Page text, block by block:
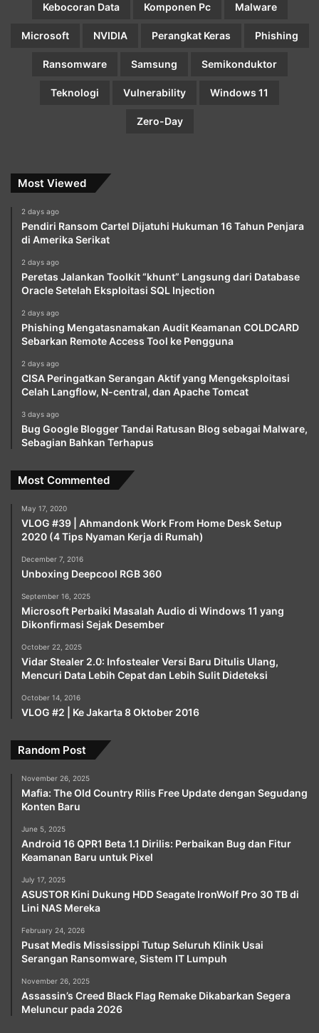
Kebocoran Data Komponen Pc Malware
Microsoft NVIDIA Perangkat Keras Phishing
Ransomware Samsung Semikonduktor
Teknologi Vulnerability Windows 11
Zero-Day
Most Viewed
2 days ago
Pendiri Ransom Cartel Dijatuhi Hukuman 16 Tahun Penjara
di Amerika Serikat
2 days ago
Peretas Jalankan Toolkit “khunt” Langsung dari Database
Oracle Setelah Eksploitasi SQL Injection
2 days ago
Phishing Mengatasnamakan Audit Keamanan COLDCARD
Sebarkan Remote Access Tool ke Pengguna
2 days ago
CISA Peringatkan Serangan Aktif yang Mengeksploitasi
Celah Langflow, N-central, dan Apache Tomcat
3 days ago
Bug Google Blogger Tandai Ratusan Blog sebagai Malware,
Sebagian Bahkan Terhapus
Most Commented
May 17, 2020
VLOG #39 | Ahmandonk Work From Home Desk Setup
2020 (4 Tips Nyaman Kerja di Rumah)
December 7, 2016
Unboxing Deepcool RGB 360
September 16, 2025
Microsoft Perbaiki Masalah Audio di Windows 11 yang
Dikonfirmasi Sejak Desember
October 22, 2025
Vidar Stealer 2.0: Infostealer Versi Baru Ditulis Ulang,
Mencuri Data Lebih Cepat dan Lebih Sulit Dideteksi
October 14, 2016
VLOG #2 | Ke Jakarta 8 Oktober 2016
Random Post
November 26, 2025
Mafia: The Old Country Rilis Free Update dengan Segudang
Konten Baru
June 5, 2025
Android 16 QPR1 Beta 1.1 Dirilis: Perbaikan Bug dan Fitur
Keamanan Baru untuk Pixel
July 17, 2025
ASUSTOR Kini Dukung HDD Seagate IronWolf Pro 30 TB di
Lini NAS Mereka
February 24, 2026
Pusat Medis Mississippi Tutup Seluruh Klinik Usai
Serangan Ransomware, Sistem IT Lumpuh
November 26, 2025
Assassin’s Creed Black Flag Remake Dikabarkan Segera
Meluncur pada 2026